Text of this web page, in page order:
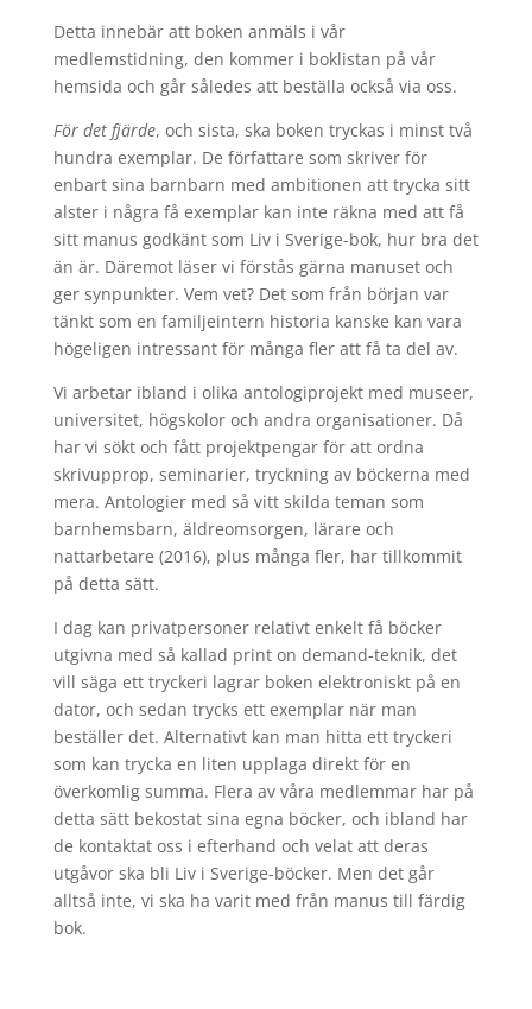
Detta innebär att boken anmäls i vår
medlemstidning, den kommer i boklistan på vår
hemsida och går således att beställa också via oss.
För det fjärde, och sista, ska boken tryckas i minst två
hundra exemplar. De författare som skriver för
enbart sina barnbarn med ambitionen att trycka sitt
alster i några få exemplar kan inte räkna med att få
sitt manus godkänt som Liv i Sverige-bok, hur bra det
än är. Däremot läser vi förstås gärna manuset och
ger synpunkter. Vem vet? Det som från början var
tänkt som en familjeintern historia kanske kan vara
högeligen intressant för många fler att få ta del av.
Vi arbetar ibland i olika antologiprojekt med museer,
universitet, högskolor och andra organisationer. Då
har vi sökt och fått projektpengar för att ordna
skrivupprop, seminarier, tryckning av böckerna med
mera. Antologier med så vitt skilda teman som
barnhemsbarn, äldreomsorgen, lärare och
nattarbetare (2016), plus många fler, har tillkommit
på detta sätt.
I dag kan privatpersoner relativt enkelt få böcker
utgivna med så kallad print on demand-teknik, det
vill säga ett tryckeri lagrar boken elektroniskt på en
dator, och sedan trycks ett exemplar när man
beställer det. Alternativt kan man hitta ett tryckeri
som kan trycka en liten upplaga direkt för en
överkomlig summa. Flera av våra medlemmar har på
detta sätt bekostat sina egna böcker, och ibland har
de kontaktat oss i efterhand och velat att deras
utgåvor ska bli Liv i Sverige-böcker. Men det går
alltså inte, vi ska ha varit med från manus till färdig
bok.